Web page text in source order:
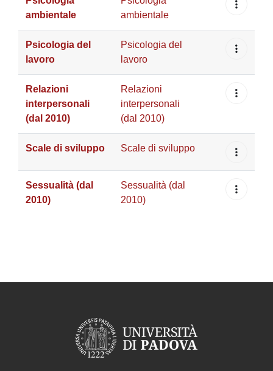
ambientale
ambientale
Psicologia del
lavoro
Psicologia del
lavoro
Relazioni
interpersonali
(dal 2010)
Relazioni
interpersonali
(dal 2010)
Scale di sviluppo Scale di sviluppo
Sessualità (dal
2010)
Sessualità (dal
2010)